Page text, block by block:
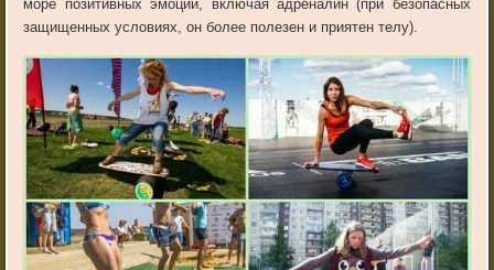
море позитивных эмоций, включая адреналин (при безопасных
защищенных условиях, он более полезен и приятен телу).